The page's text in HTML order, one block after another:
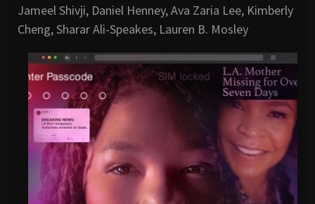
Jameel Shivji, Daniel Henney, Ava Zaria Lee, Kimberly
Cheng, Sharar Ali-Speakes, Lauren B. Mosley